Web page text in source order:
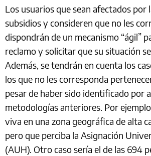
Los usuarios que sean afectados por
subsidios y consideren que no les
dispondrán de un mecanismo “ágil”
reclamo y solicitar que su situación
Además, se tendrán en cuenta los
los que no les corresponda
pesar de haber sido identificado por
metodologías anteriores. Por
viva en una zona geográfica de alta
pero que perciba la Asignación
(AUH). Otro caso sería el de las 694